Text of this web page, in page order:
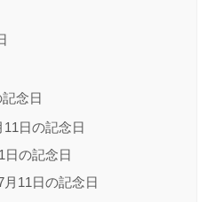
念日
日の記念日
日の記念日
11日の記念日